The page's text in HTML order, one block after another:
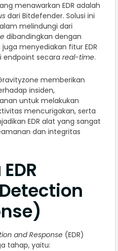
menawarkan EDR adalah
dari Bitdefender. Solusi ini
melindungi dari
dibandingkan dengan
menyediakan fitur EDR
endpoint secara real-time.
memberikan
insiden,
untuk melakukan
mencurigakan, serta
EDR alat yang sangat
dan integritas
and Response (EDR)
tahap, yaitu: